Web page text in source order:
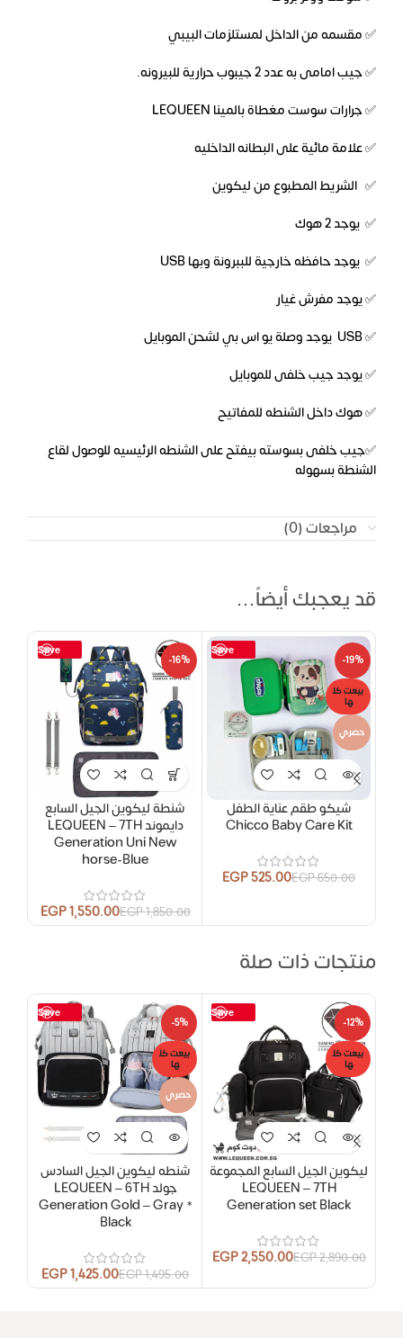
✅ مقسمه من الداخل لمستلزمات البيبي
✅ جيب امامى به عدد 2 جيبوب حرارية للبيرونه.
✅ جرارات سوست مغطاة بالمينا LEQUEEN
✅ علامة مائية على البطانه الداخليه
✅ الشريط المطبوع من ليكوين
✅ يوجد 2 هوك
✅ يوجد حافظه خارجية للببرونة وبها USB
✅ يوجد مفرش غيار
✅ USB يوجد وصلة يو اس بي لشحن الموبايل
✅ يوجد جيب خلفى للموبايل
✅ هوك داخل الشنطه للمفاتيح
✅جيب خلفى بسوسته بيفتح على الشنطه الرئيسيه للوصول لقاع
الشنطة بسهوله
مراجعات (0)
قد يعجبك أيضاً…
Save
-19%
بيعت كل
ها
حصري
شيكو طقم عناية الطفل
Chicco Baby Care Kit
650.00
EGP
525.00
EGP
Save
-16%
شنطة ليكوين الجيل السابع
دايموند LEQUEEN – 7TH
Generation Uni New
horse-Blue
1,850.00
EGP
1,550.00
EGP
منتجات ذات صلة
Save
-12%
بيعت كل
ها
ليكوين الجيل السابع المجموعة
LEQUEEN – 7TH
Generation set Black
2,890.00
EGP
2,550.00
EGP
Save
-5%
بيعت كل
ها
حصري
شنطه ليكوين الجيل السادس
جولد LEQUEEN – 6TH
Generation Gold – Gray *
Black
1,495.00
EGP
1,425.00
EGP